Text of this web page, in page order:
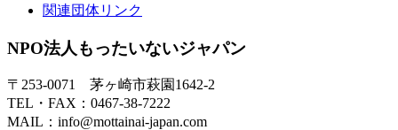
関連団体リンク
NPO法人もったいないジャパン
〒253-0071 茅ヶ崎市萩園1642-2
TEL・FAX：0467-38-7222
MAIL：info@mottainai-japan.com